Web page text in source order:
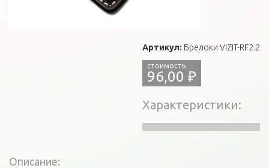
Артикул: Брелоки VIZIT-RF2.2
96,00 ₽
Характеристики
Описание: